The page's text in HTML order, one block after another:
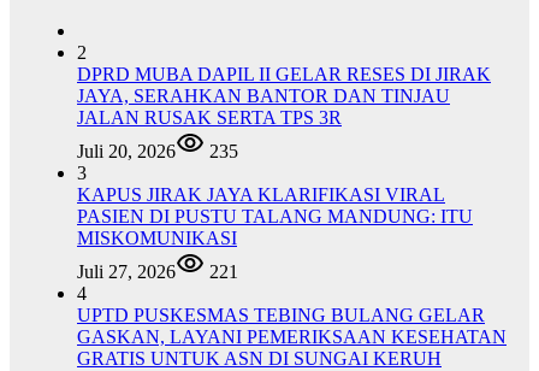
2
DPRD MUBA DAPIL II GELAR RESES DI JIRAK
JAYA, SERAHKAN BANTOR DAN TINJAU
JALAN RUSAK SERTA TPS 3R
Juli 20, 2026
235
3
KAPUS JIRAK JAYA KLARIFIKASI VIRAL
PASIEN DI PUSTU TALANG MANDUNG: ITU
MISKOMUNIKASI
Juli 27, 2026
221
4
UPTD PUSKESMAS TEBING BULANG GELAR
GASKAN, LAYANI PEMERIKSAAN KESEHATAN
GRATIS UNTUK ASN DI SUNGAI KERUH